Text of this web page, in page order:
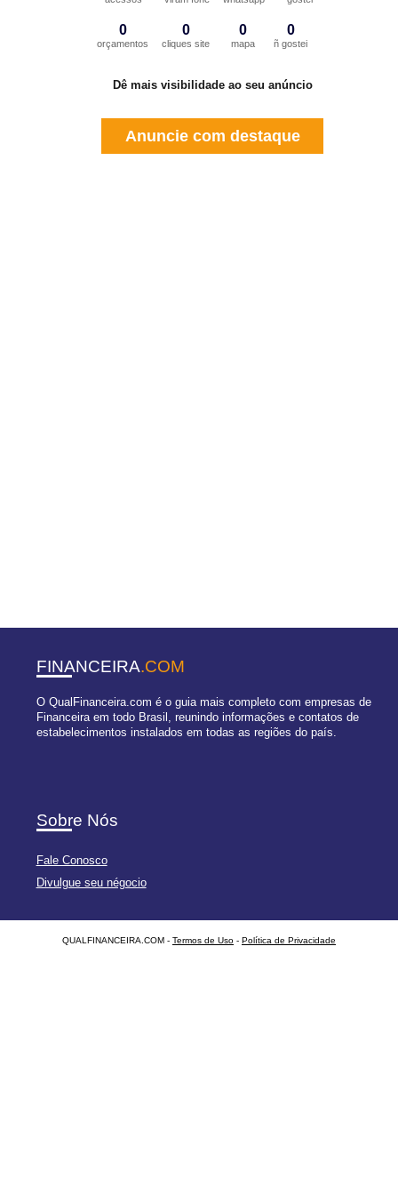
0
orçamentos
0
cliques site
0
mapa
0
ñ gostei
Dê mais visibilidade ao seu anúncio
Anuncie com destaque
FINANCEIRA.COM
O QualFinanceira.com é o guia mais completo com empresas de
Financeira em todo Brasil, reunindo informações e contatos de
estabelecimentos instalados em todas as regiões do país.
Sobre Nós
Fale Conosco
Divulgue seu négocio
QUALFINANCEIRA.COM - Termos de Uso - Política de Privacidade